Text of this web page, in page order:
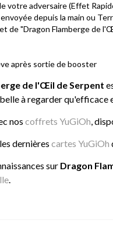
votre adversaire (Effet
depuis la main ou
de "Dragon Flamberge de
après sortie de booster
de l'Œil de Serpent
à regarder qu'efficace
nos coffrets YuGiOh,
dernières cartes YuGiOh
sur Dragon
.